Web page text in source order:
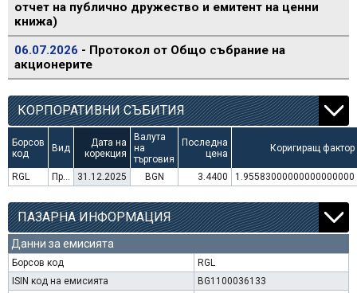
отчет на публично дружество и емитент на ценни
книжа)
06.07.2026 - Протокол от Общо събрание на
акционерите
КОРПОРАТИВНИ СЪБИТИЯ
Борсов
код
Вид
Дата на
корекция
Валута
на
търговия
Последна
цена
Коригиращ фактор
RGL Преминаване към търговия в Евро 31.12.2025 BGN 3.4400 1.95583000000000000000
ПАЗАРНА ИНФОРМАЦИЯ
Данни за емисията
Борсов код
RGL
ISIN код на емисията
BG1100036133